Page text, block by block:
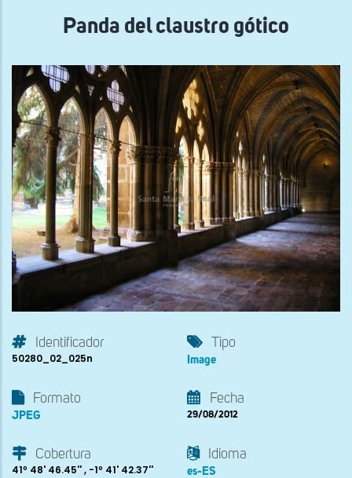
Panda del claustro gótico
Identificador
50280_02_025n
Tipo
Image
Formato
JPEG
Fecha
29/08/2012
Cobertura
41º 48' 46.45'' , -1º 41' 42.37''
Idioma
es-ES